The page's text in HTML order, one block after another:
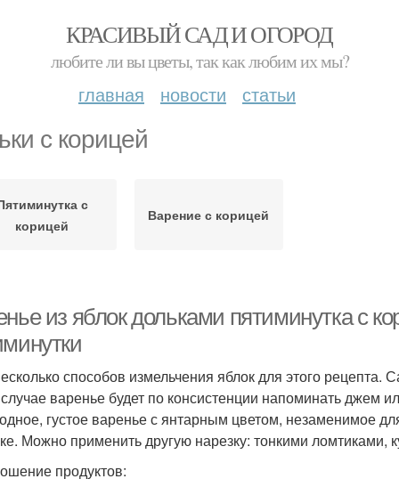
КРАСИВЫЙ САД И ОГОРОД
любите ли вы цветы, так как любим их мы?
главная новости статьи
с корицей
с
корицей
Варение с корицей
из яблок дольками пятиминутка с
способов измельчения яблок для этого
варенье будет по консистенции напоминать джем
густое варенье с янтарным цветом, незаменимое
Можно применить другую нарезку: тонкими ломтиками,
продуктов: